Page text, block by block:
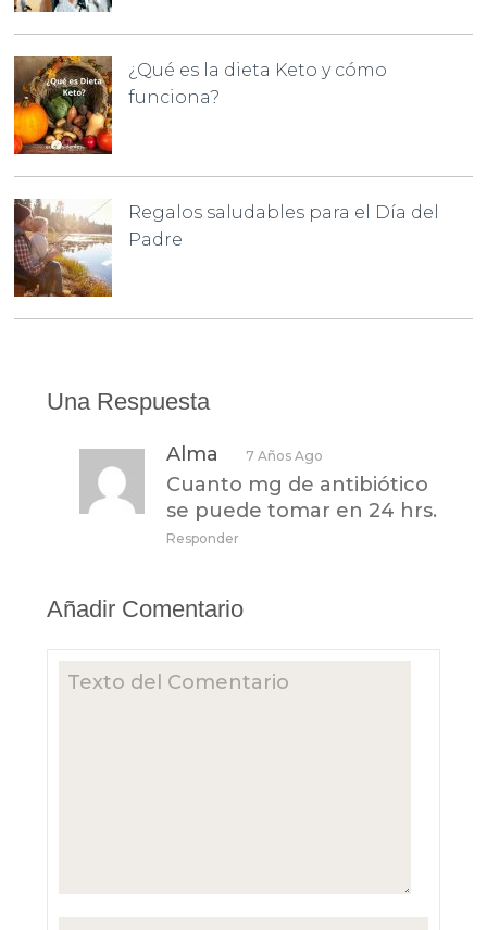
¿Qué es la dieta Keto y cómo
funciona?
Regalos saludables para el Día del
Padre
Una Respuesta
Alma 7 Años Ago
Cuanto mg de antibiótico
se puede tomar en 24 hrs.
Responder
Añadir Comentario